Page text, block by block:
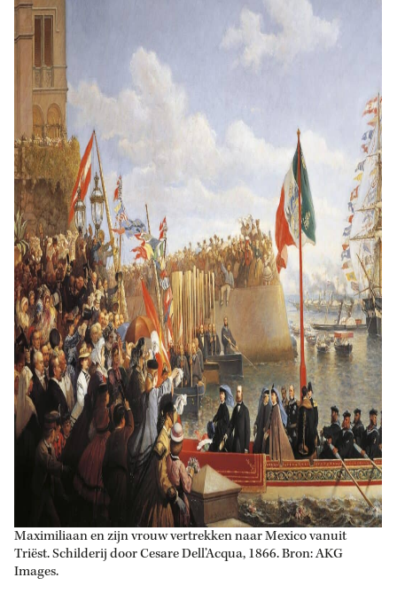
Maximiliaan en zijn vrouw vertrekken naar Mexico vanuit
Triëst. Schilderij door Cesare Dell’Acqua, 1866. Bron: AKG
Images.